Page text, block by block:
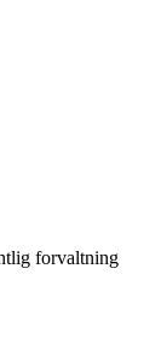
forvaltning